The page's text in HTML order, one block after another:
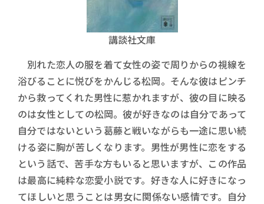
講談社文庫
別れた恋人の服を着て女性の姿で周りからの視線を
浴びることに悦びをかんじる松岡。そんな彼はピンチ
から救ってくれた男性に惹かれますが、彼の目に映る
のは女性としての松岡。彼が好きなのは自分であって
自分ではないという葛藤と戦いながらも一途に思い続
ける姿に胸が苦しくなります。男性が男性に恋をする
という話で、苦手な方もいると思いますが、この作品
は最高に純粋な恋愛小説です。好きな人に好きになっ
てほしいと思うことは男女に関係ない感情です。自分